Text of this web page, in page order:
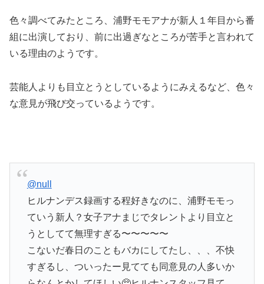
色々調べてみたところ、浦野モモアナが新人１年目から番
組に出演しており、前に出過ぎなところが苦手と言われて
いる理由のようです。
芸能人よりも目立とうとしているようにみえるなど、色々
な意見が飛び交っているようです。
@null
ヒルナンデス録画する程好きなのに、浦野モモっ
ていう新人？女子アナまじでタレントより目立と
うとしてて無理すぎる〜〜〜〜〜
こないだ春日のこともバカにしてたし、、、不快
すぎるし、ついったー見てても同意見の人多いか